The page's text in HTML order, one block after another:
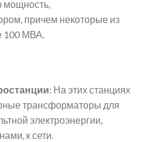
мощность,
причем некоторые из
100 МВА.
: На этих станциях
трансформаторы для
электроэнергии,
к сети.